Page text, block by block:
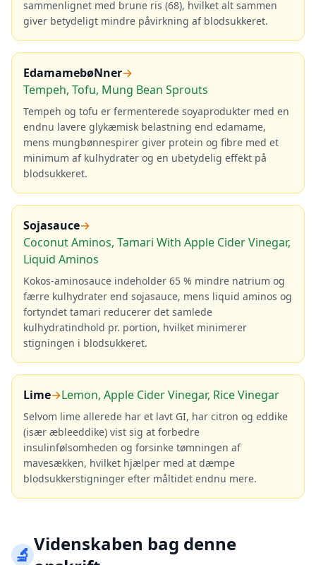
sammenlignet med brune ris (68), hvilket alt sammen
giver betydeligt mindre påvirkning af blodsukkeret.
EdamamebøNner→
Tempeh, Tofu, Mung Bean Sprouts
Tempeh og tofu er fermenterede soyaprodukter med en
endnu lavere glykæmisk belastning end edamame,
mens mungbønnespirer giver protein og fibre med et
minimum af kulhydrater og en ubetydelig effekt på
blodsukkeret.
Sojasauce→
Coconut Aminos, Tamari With Apple Cider Vinegar,
Liquid Aminos
Kokos-aminosauce indeholder 65 % mindre natrium og
færre kulhydrater end sojasauce, mens liquid aminos og
fortyndet tamari reducerer det samlede
kulhydratindhold pr. portion, hvilket minimerer
stigningen i blodsukkeret.
Lime→Lemon, Apple Cider Vinegar, Rice Vinegar
Selvom lime allerede har et lavt GI, har citron og eddike
(især æbleeddike) vist sig at forbedre
insulinfølsomheden og forsinke tømningen af
mavesækken, hvilket hjælper med at dæmpe
blodsukkerstigninger efter måltidet endnu mere.
🔬Videnskaben bag denne